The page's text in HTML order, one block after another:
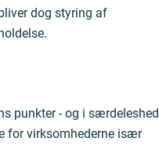
dog styring af
punkter - og i særdeleshed
for virksomhederne især